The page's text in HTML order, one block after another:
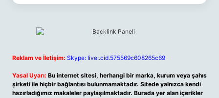
Reklam ve İletişim: Skype: live:.cid.575569c608265c69
Yasal Uyarı: Bu internet sitesi, herhangi bir marka, kurum veya şahıs
şirketi ile hiçbir bağlantısı bulunmamaktadır. Sitede yalnızca kendi
hazırladığımız makaleler paylaşılmaktadır. Burada yer alan içerikler